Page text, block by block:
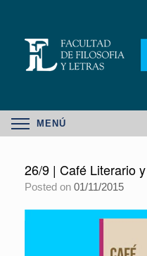
MENÚ
26/9 | Café Literario
Posted on 01/11/2015